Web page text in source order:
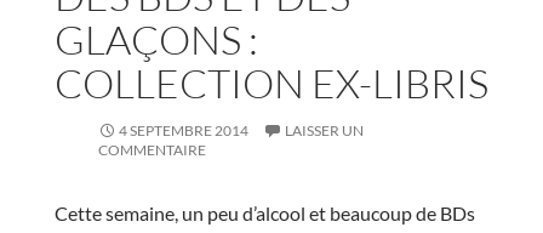
GLAÇONS :
COLLECTION EX-LIBRIS
4 SEPTEMBRE 2014
LAISSER UN
COMMENTAIRE
Cette semaine, un peu d’alcool et beaucoup de BDs